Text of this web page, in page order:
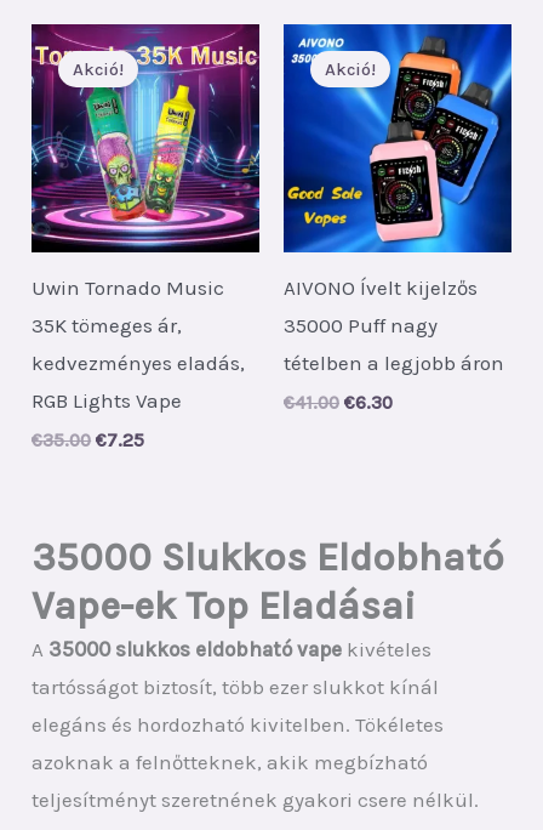
€35.00.€4.70.
Akció!
Uwin Tornado Music
35K tömeges ár,
kedvezményes eladás,
RGB Lights Vape
€35.00 Original
€7.25Current
Akció!
AIVONO Ívelt kijelzős
35000 Puff nagy
tételben a legjobb áron
€41.00 Original
€6.30Current
35000 Slukkos Eldobható
Vape-ek Top Eladásai
A 35000 slukkos eldobható vape kivételes
tartósságot biztosít, több ezer slukkot kínál
elegáns és hordozható kivitelben. Tökéletes
azoknak a felnőtteknek, akik megbízható
teljesítményt szeretnének gyakori csere nélkül.